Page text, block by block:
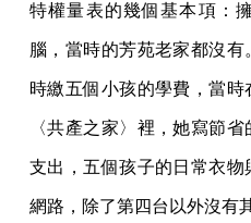
特權量表的幾個基本項：
腦，當時的芳苑老家都沒
時繳五個小孩的學費，當時
〈共產之家〉裡，她寫節
支出，五個孩子的日常衣
網路，除了第四台以外沒有